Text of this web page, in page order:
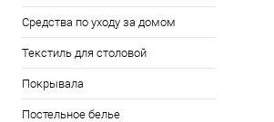
Средства по уходу за домом
Текстиль для столовой
Покрывала
Постельное белье